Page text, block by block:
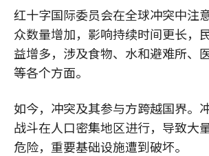
红十字国际委员会在全球冲突中注
众数量增加，影响持续时间更长，
益增多，涉及食物、水和避难所、
等各个方面。
如今，冲突及其参与方跨越国界。
战斗在人口密集地区进行，导致大
危险，重要基础设施遭到破坏。